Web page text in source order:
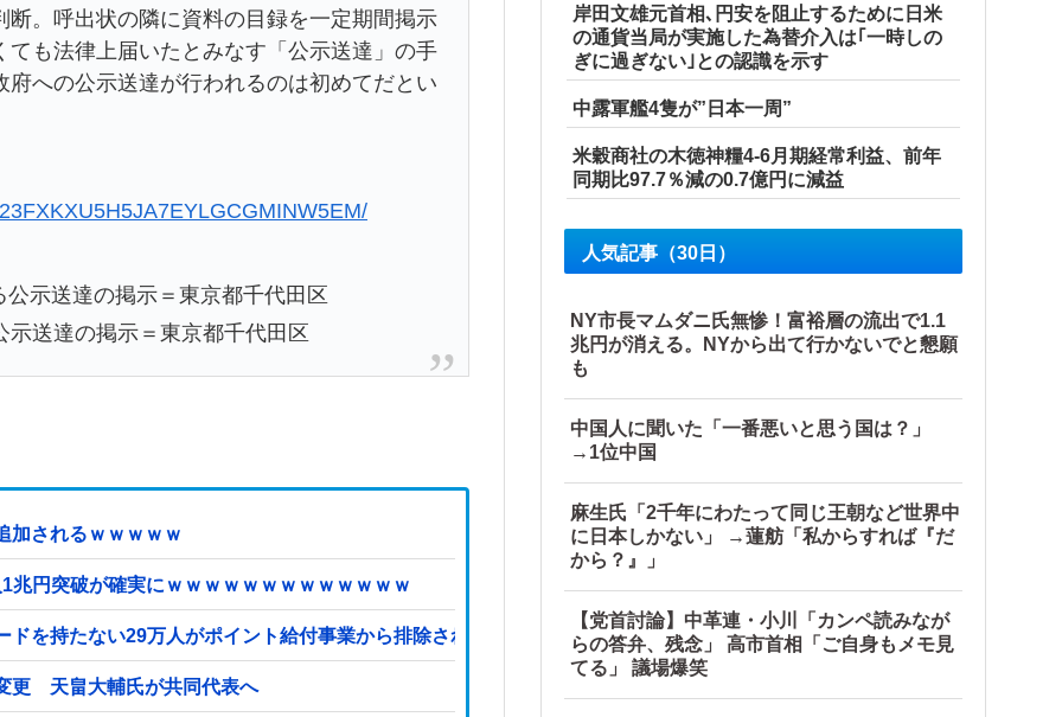
。呼出状の隣に資料の目録を一定期間掲示
も法律上届いたとみなす「公示送達」の手
への公示送達が行われるのは初めてだとい
送達の掲示＝東京都千代田区
加されるｗｗｗｗｗ
円突破が確実にｗｗｗｗｗｗｗｗｗｗｗｗｗ
を持たない29万人がポイント給付事業から排除された」
更 天畠大輔氏が共同代表へ
岸田文雄元首相､円安を阻止するために日米
の通貨当局が実施した為替介入は｢一時しの
ぎに過ぎない｣との認識を示す
中露軍艦4隻が”日本一周”
米穀商社の木徳神糧4-6月期経常利益、前年
同期比97.7％減の0.7億円に減益
人気記事（30日）
NY市長マムダニ氏無惨！富裕層の流出で1.1
兆円が消える。NYから出て行かないでと懇願
も
中国人に聞いた「一番悪いと思う国は？」
→1位中国
麻生氏「2千年にわたって同じ王朝など世界中
に日本しかない」 →蓮舫「私からすれば『だ
から？』」
【党首討論】中革連・小川「カンペ読みなが
らの答弁、残念」 高市首相「ご自身もメモ見
てる」 議場爆笑